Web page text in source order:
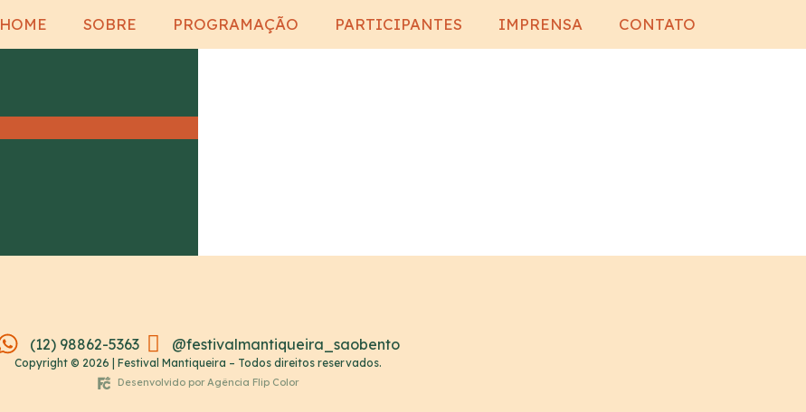
HOME SOBRE PROGRAMAÇÃO PARTICIPANTES IMPRENSA CONTATO
(12) 98862-5363 @festivalmantiqueira_saobento
Copyright © 2026 | Festival Mantiqueira – Todos direitos reservados.
Desenvolvido por Agência Flip Color